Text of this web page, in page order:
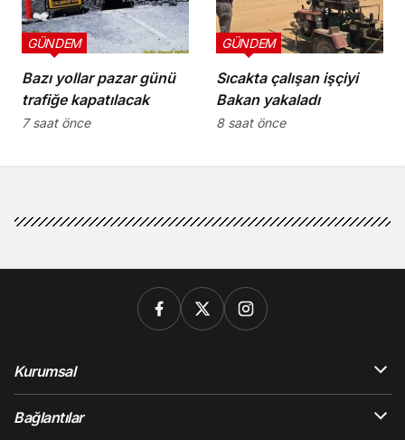
Bazı yollar pazar günü
trafiğe kapatılacak
GÜNDEM
7 saat önce
Sıcakta çalışan işçiyi
Bakan yakaladı
GÜNDEM
8 saat önce
Kurumsal
Bağlantılar